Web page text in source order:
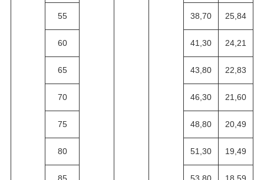
55 38,70 25,84
60 41,30 24,21
65 43,80 22,83
70 46,30 21,60
75 48,80 20,49
80 51,30 19,49